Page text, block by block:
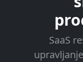
SaaS